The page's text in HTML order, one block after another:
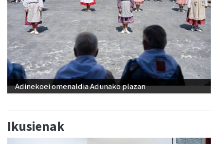
Adinekoei omenaldia Adunako plazan
Ikusienak